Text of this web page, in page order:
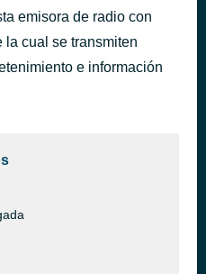
emisora de radio con
cual se transmiten
e información